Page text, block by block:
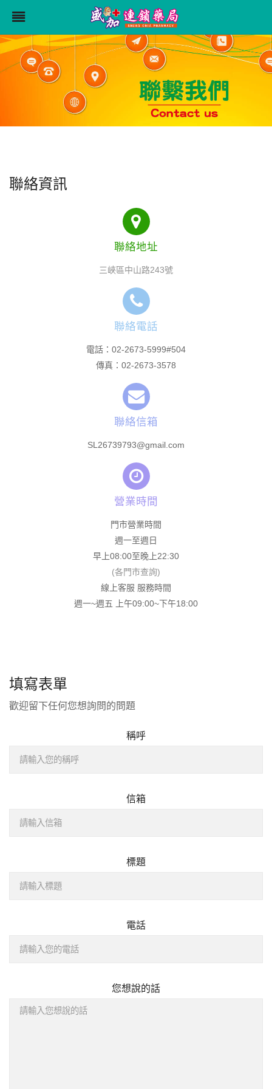
聯絡資訊
聯絡地址
三峽區中山路243號
聯絡電話
電話： 02-2673-5999#504
傳真： 02-2673-3578
聯絡信箱
SL26739793@gmail.com
營業時間
門市營業時間
週一至週日
早上08:00至晚上22:30
(各門市查詢)
線上客服 服務時間
週一~週五 上午09:00~下午18:00
填寫表單
歡迎留下任何您想詢問的問題
稱呼
信箱
標題
電話
您想說的話